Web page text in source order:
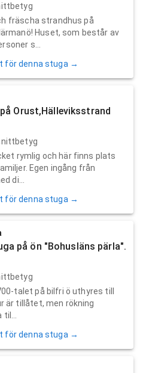
fräscha strandhus på
Huset, som består av
s...
för denna stuga →
Orust,Hälleviksstrand
rymlig och här finns plats
Egen ingång från
di...
för denna stuga →
på ön "Bohusläns pärla".
talet på bilfri ö uthyres till
är tillåtet, men rökning
för denna stuga →